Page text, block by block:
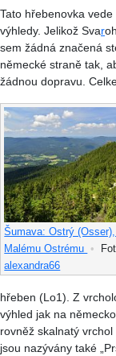
Tato hřebenovka
výhledy. Jelikož Svar
sem žádná značená
německé straně tak,
žádnou dopravu.
Šumava: Ostrý
Malému Ostrému •
alexandra66
hřeben (Lo1). Z
výhled jak na
rovněž skalnatý
jsou nazývány také